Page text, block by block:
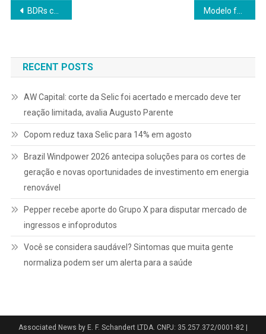
Navegação
Post
BDRs consolidam internacionalização do investidor brasileiro Modelo fee based reacende debate sobre conflitos de interesse e pressiona mercado a migrar para consultorias sem comissão
RECENT POSTS
AW Capital: corte da Selic foi acertado e mercado deve ter
reação limitada, avalia Augusto Parente
Copom reduz taxa Selic para 14% em agosto
Brazil Windpower 2026 antecipa soluções para os cortes de
geração e novas oportunidades de investimento em energia
renovável
Pepper recebe aporte do Grupo X para disputar mercado de
ingressos e infoprodutos
Você se considera saudável? Sintomas que muita gente
normaliza podem ser um alerta para a saúde
Associated News by E. F. Schandert LTDA. CNPJ: 35.257.372/0001-82